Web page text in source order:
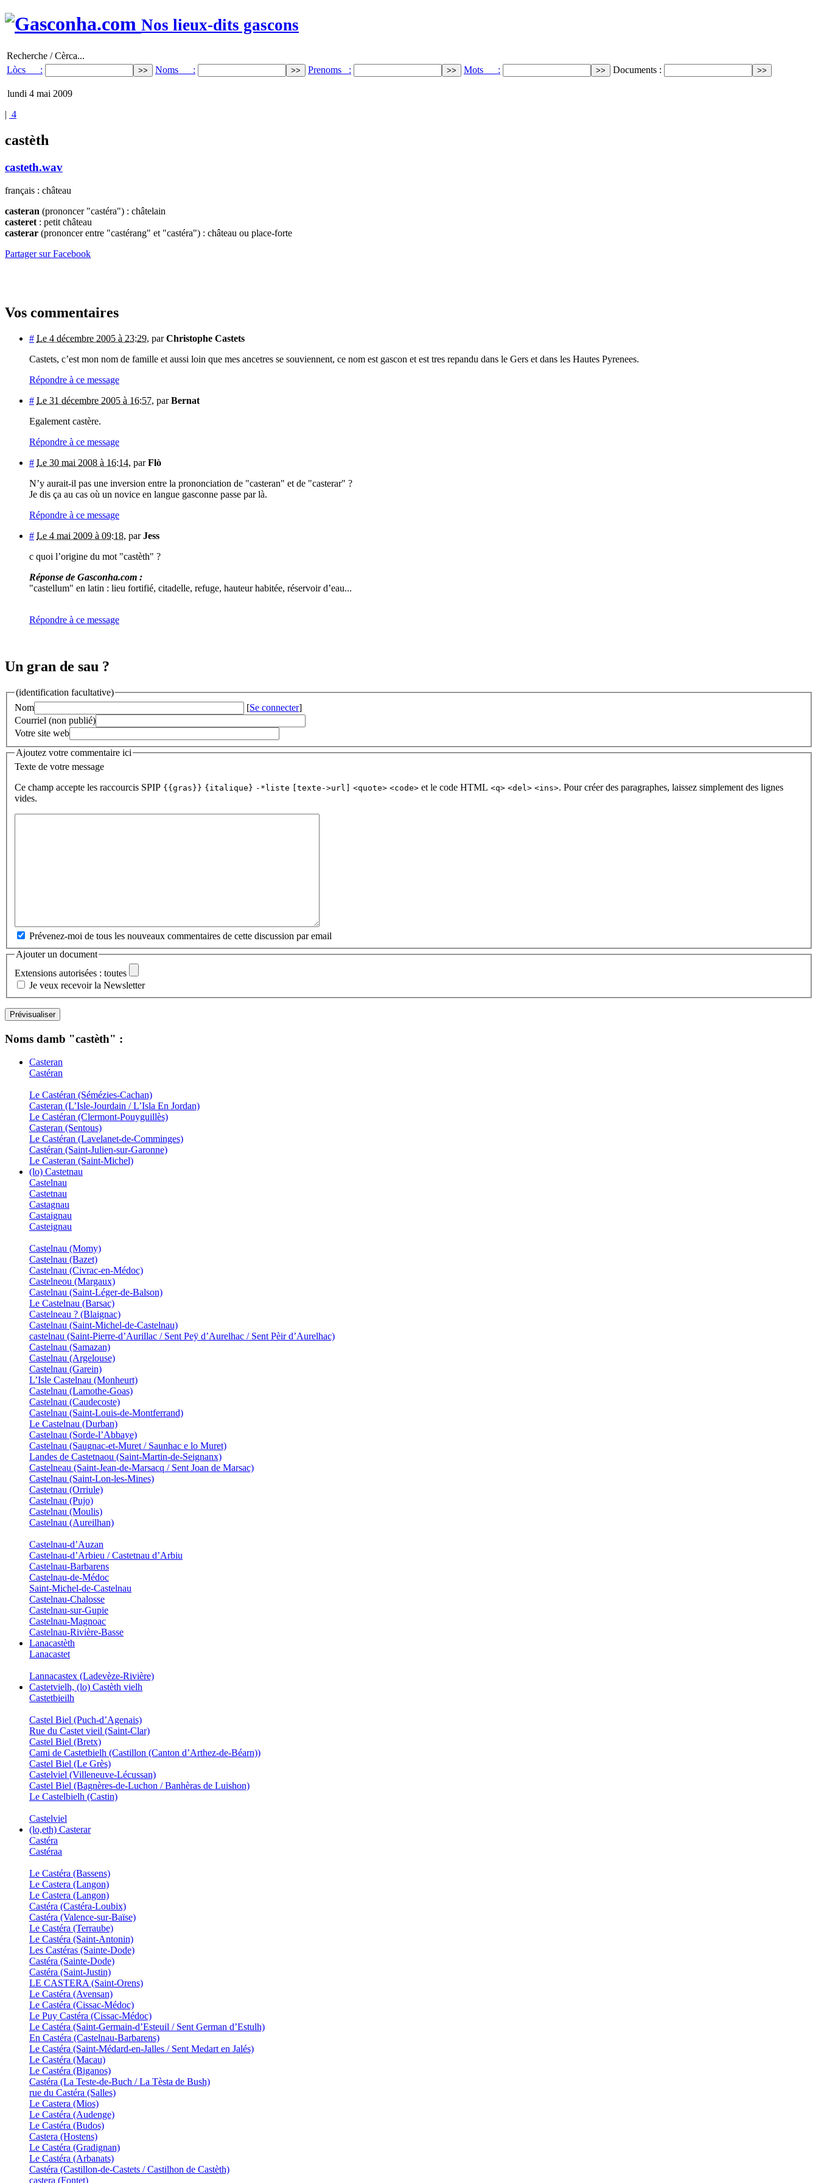
Nos lieux-dits gascons
Recherche / Cèrca...
Lòcs :
Noms : Prenoms : Mots : Documents :
lundi 4 mai 2009
| 4
castèth
casteth.wav
français : château
casteran (prononcer "castéra") : châtelain
casteret: petit château
casterar (prononcer entre "castérang" et "castéra") : château ou place-forte
Partager sur Facebook
Vos commentaires
# Le 4 décembre 2005 à 23:29, parChristophe Castets
Castets, c’est mon nom de famille et aussi loin que mes ancetres se souviennent, ce nom est gascon et est tres repandu dans le Gers et dans les Hautes Pyrenees.
Répondre à ce message
# Le 31 décembre 2005 à 16:57, parBernat
Egalement castère.
Répondre à ce message
# Le 30 mai 2008 à 16:14, parFlò
N’y aurait-il pas une inversion entre la prononciation de "casteran" et de "casterar" ?
Je dis ça au cas où un novice en langue gasconne passe par là.
Répondre à ce message
# Le 4 mai 2009 à 09:18, parJess
c quoi l’origine du mot "castèth" ?
Réponse de Gasconha.com :
"castellum" en latin : lieu fortifié, citadelle, refuge, hauteur habitée, réservoir d’eau...
Répondre à ce message
Un gran de sau ?
(identification facultative)
Nom
[Se connecter]
Courriel (non publié)
Votre site web
Ajoutez votre commentaire ici
Texte de votre message
Ce champ accepte les raccourcis SPIP {{gras}} {italique} -*liste [texte->url] <quote> <code> et le code HTML <q> <del> <ins>. Pour créer des paragraphes, laissez simplement des lignes
vides.
Prévenez-moi de tous les nouveaux commentaires de cette discussion par email
Ajouter un document
Extensions autorisées : toutes
Je veux recevoir la Newsletter
Noms damb "castèth" :
Casteran
Castéran
Le Castéran (Sémézies-Cachan)
Casteran (L’Isle-Jourdain / L’Isla En Jordan)
Le Castéran (Clermont-Pouyguillès)
Casteran (Sentous)
Le Castéran (Lavelanet-de-Comminges)
Castéran (Saint-Julien-sur-Garonne)
Le Casteran (Saint-Michel)
(lo) Castetnau
Castelnau
Castetnau
Castagnau
Castaignau
Casteignau
Castelnau (Momy)
Castelnau (Bazet)
Castelnau (Civrac-en-Médoc)
Castelneou (Margaux)
Castelnau (Saint-Léger-de-Balson)
Le Castelnau (Barsac)
Castelneau ? (Blaignac)
Castelnau (Saint-Michel-de-Castelnau)
castelnau (Saint-Pierre-d’Aurillac / Sent Peÿ d’Aurelhac / Sent Pèir d’Aurelhac)
Castelnau (Samazan)
Castelnau (Argelouse)
Castelnau (Garein)
L’Isle Castelnau (Monheurt)
Castelnau (Lamothe-Goas)
Castelnau (Caudecoste)
Castelnau (Saint-Louis-de-Montferrand)
Le Castelnau (Durban)
Castelnau (Sorde-l’Abbaye)
Castelnau (Saugnac-et-Muret / Saunhac e lo Muret)
Landes de Castetnaou (Saint-Martin-de-Seignanx)
Castelneau (Saint-Jean-de-Marsacq / Sent Joan de Marsac)
Castelnau (Saint-Lon-les-Mines)
Castetnau (Orriule)
Castelnau (Pujo)
Castelnau (Moulis)
Castelnau (Aureilhan)
Castelnau-d’Auzan
Castelnau-d’Arbieu / Castetnau d’Arbiu
Castelnau-Barbarens
Castelnau-de-Médoc
Saint-Michel-de-Castelnau
Castelnau-Chalosse
Castelnau-sur-Gupie
Castelnau-Magnoac
Castelnau-Rivière-Basse
Lanacastèth
Lanacastet
Lannacastex (Ladevèze-Rivière)
Castetvielh, (lo) Castèth vielh
Castetbieilh
Castel Biel (Puch-d’Agenais)
Rue du Castet vieil (Saint-Clar)
Castel Biel (Bretx)
Cami de Castetbielh (Castillon (Canton d’Arthez-de-Béarn))
Castel Biel (Le Grès)
Castelviel (Villeneuve-Lécussan)
Castel Biel (Bagnères-de-Luchon / Banhèras de Luishon)
Le Castelbielh (Castin)
Castelviel
(lo,eth) Casterar
Castéra
Castéraa
Le Castéra (Bassens)
Le Castera (Langon)
Le Castera (Langon)
Castéra (Castéra-Loubix)
Castéra (Valence-sur-Baïse)
Le Castéra (Terraube)
Le Castéra (Saint-Antonin)
Les Castéras (Sainte-Dode)
Castéra (Sainte-Dode)
Castéra (Saint-Justin)
LE CASTERA (Saint-Orens)
Le Castéra (Avensan)
Le Castéra (Cissac-Médoc)
Le Puy Castéra (Cissac-Médoc)
Le Castéra (Saint-Germain-d’Esteuil / Sent German d’Estulh)
En Castéra (Castelnau-Barbarens)
Le Castéra (Saint-Médard-en-Jalles / Sent Medart en Jalés)
Le Castéra (Macau)
Le Castéra (Biganos)
Castéra (La Teste-de-Buch / La Tèsta de Bush)
rue du Castéra (Salles)
Le Castera (Mios)
Le Castéra (Audenge)
Le Castéra (Budos)
Castera (Hostens)
Le Castéra (Gradignan)
Le Castéra (Arbanats)
Castéra (Castillon-de-Castets / Castilhon de Castèth)
castera (Fontet)